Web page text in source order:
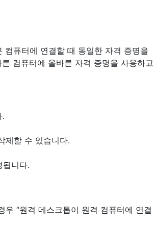
컴퓨터에 연결할 때 동일한 자격 증명을
컴퓨터에 올바른 자격 증명을 사용하고
.
제할 수 있습니다.
됩니다.
“원격 데스크톱이 원격 컴퓨터에 연결